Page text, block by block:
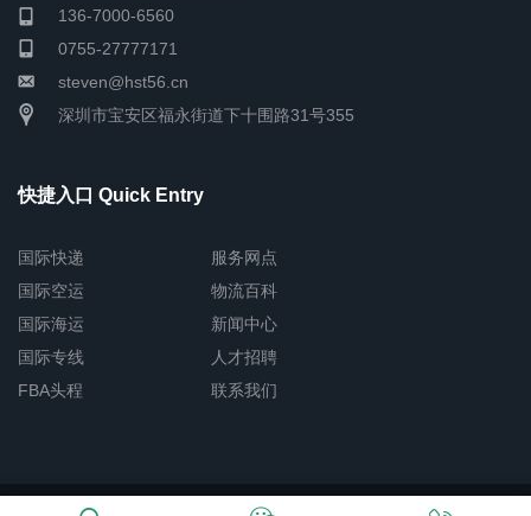
136-7000-6560
0755-27777171
steven@hst56.cn
深圳市宝安区福永街道下十围路31号355
快捷入口 Quick Entry
国际快递
国际空运
国际海运
国际专线
FBA头程
服务网点
物流百科
新闻中心
人才招聘
联系我们